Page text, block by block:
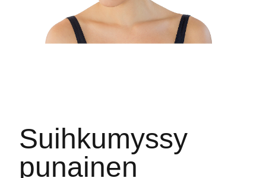
Suihkumyssy
punainen